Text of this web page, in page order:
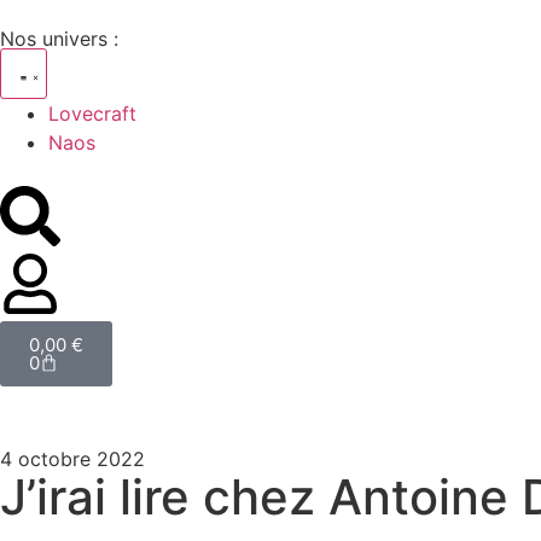
Nos univers :
Lovecraft
Naos
0,00 €
0
4 octobre 2022
J’irai lire chez Antoine